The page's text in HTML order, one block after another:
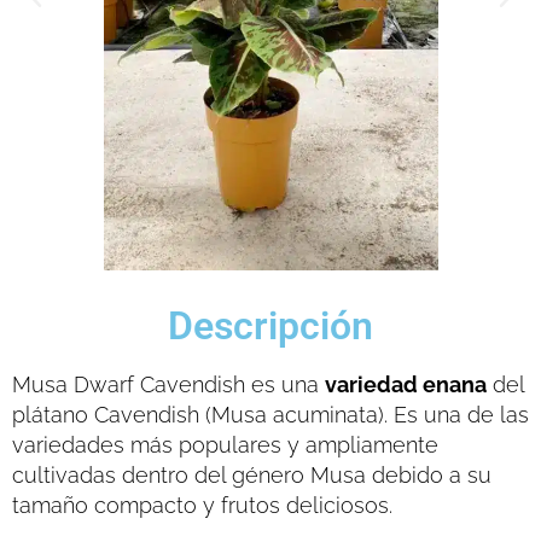
Descripción
Musa Dwarf Cavendish es una variedad enana del
plátano Cavendish (Musa acuminata). Es una de las
variedades más populares y ampliamente
cultivadas dentro del género Musa debido a su
tamaño compacto y frutos deliciosos.